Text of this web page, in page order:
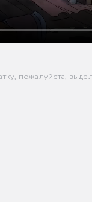
пожалуйста,